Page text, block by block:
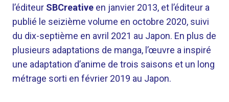
l’éditeur SBCreative en janvier 2013, et l’éditeur a
publié le seizième volume en octobre 2020, suivi
du dix-septième en avril 2021 au Japon. En plus de
plusieurs adaptations de manga, l’œuvre a inspiré
une adaptation d’anime de trois saisons et un long
métrage sorti en février 2019 au Japon.